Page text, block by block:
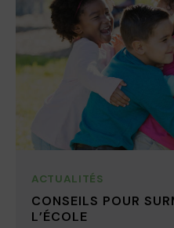
ACTUALITÉS
CONSEILS POUR
L’ÉCOLE